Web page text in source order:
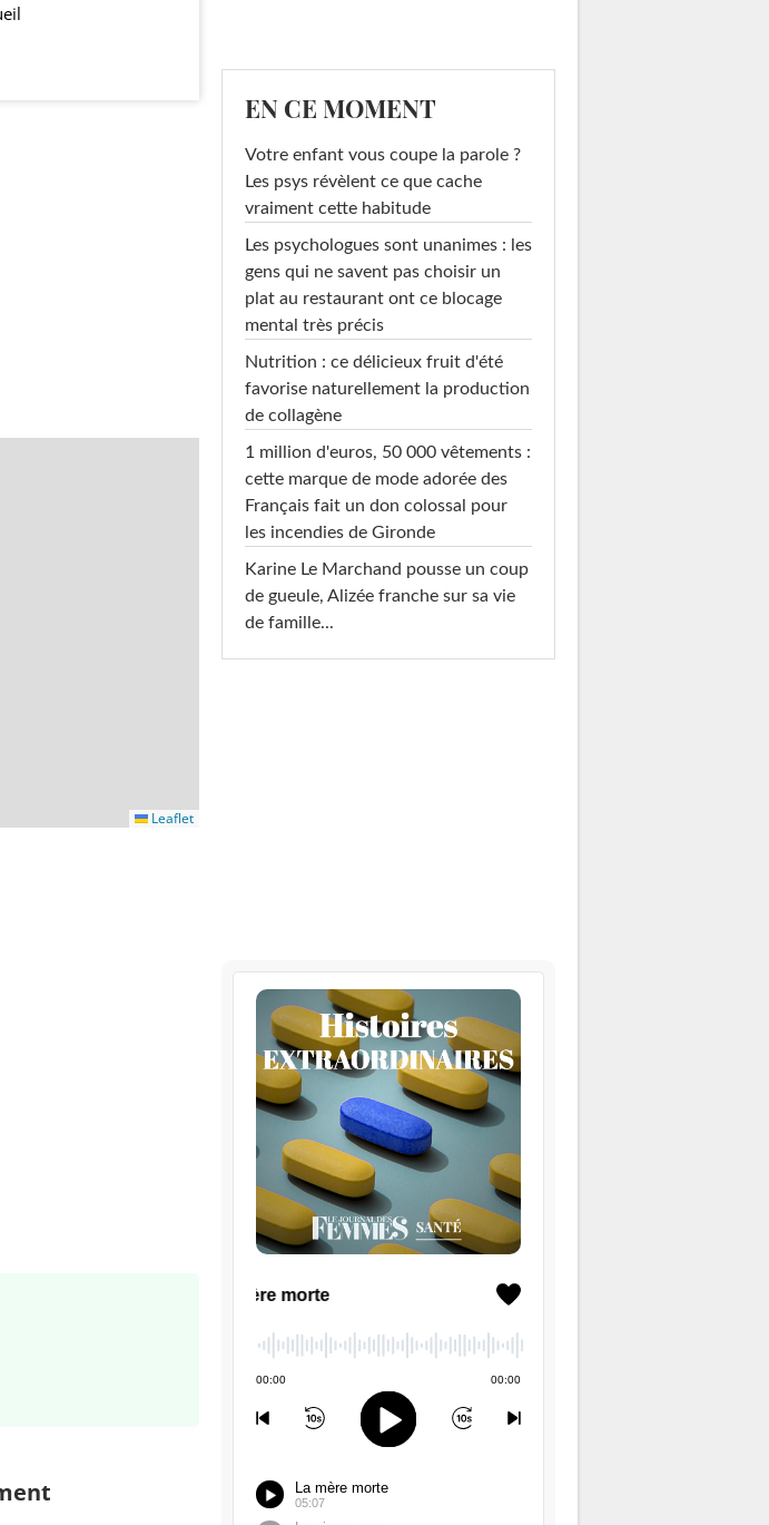
Leaflet
EN CE MOMENT
Votre enfant vous coupe la parole ?
Les psys révèlent ce que cache
vraiment cette habitude
Les psychologues sont unanimes : les
gens qui ne savent pas choisir un
plat au restaurant ont ce blocage
mental très précis
Nutrition : ce délicieux fruit d'été
favorise naturellement la production
de collagène
1 million d'euros, 50 000 vêtements :
cette marque de mode adorée des
Français fait un don colossal pour
les incendies de Gironde
Karine Le Marchand pousse un coup
de gueule, Alizée franche sur sa vie
de famille...